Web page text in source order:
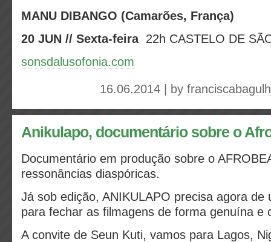
MANU DIBANGO (Camarões, França)
20 JUN // Sexta-feira 22h CASTELO DE
sonsdalusofonia.com
16.06.2014 | by
Anikulapo, documentário sobre o
Documentário em produção sobre o
ressonâncias diaspóricas.
Já sob edição, ANIKULAPO precisa agora de
para fechar as filmagens de forma genuína e
A convite de Seun Kuti, vamos para Lagos,